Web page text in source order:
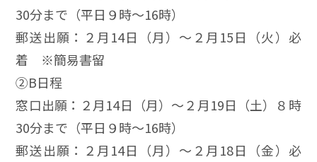
30分まで（平日９時～16時）
郵送出願：２月14日（月）～２月15日（火）必
着 ※簡易書留
②B日程
窓口出願：２月14日（月）～２月19日（土）８時
30分まで（平日９時～16時）
郵送出願：２月14日（月）～２月18日（金）必